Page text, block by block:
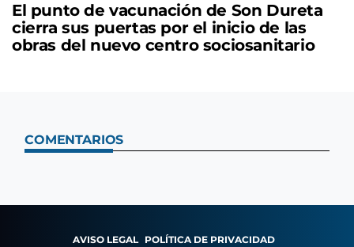
El punto de vacunación de Son Dureta
cierra sus puertas por el inicio de las
obras del nuevo centro sociosanitario
COMENTARIOS
AVISO LEGAL POLÍTICA DE PRIVACIDAD